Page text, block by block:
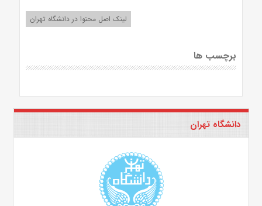
لینک اصل محتوا در دانشگاه تهران
برچسب ها
دانشگاه تهران